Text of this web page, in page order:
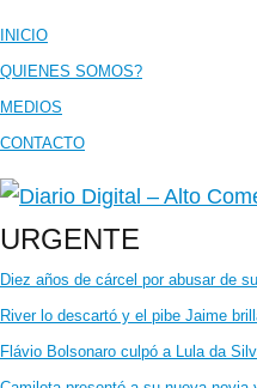
INICIO
QUIENES SOMOS?
MEDIOS
CONTACTO
URGENTE
Diez años de cárcel por abusar de
River lo descartó y el pibe Jaime
Flávio Bolsonaro culpó a Lula da